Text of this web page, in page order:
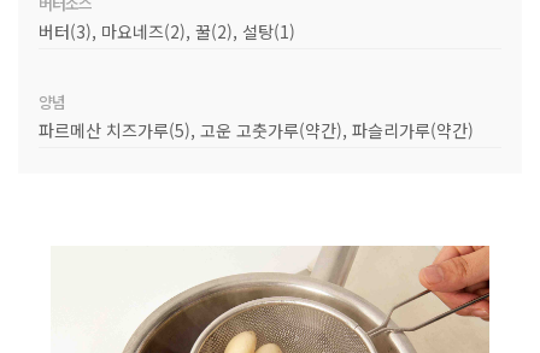
버터(3), 마요네즈(2), 꿀(2), 설탕(1)
양념
파르메산 치즈가루(5), 고운 고춧가루(약간), 파슬리가루(약간)